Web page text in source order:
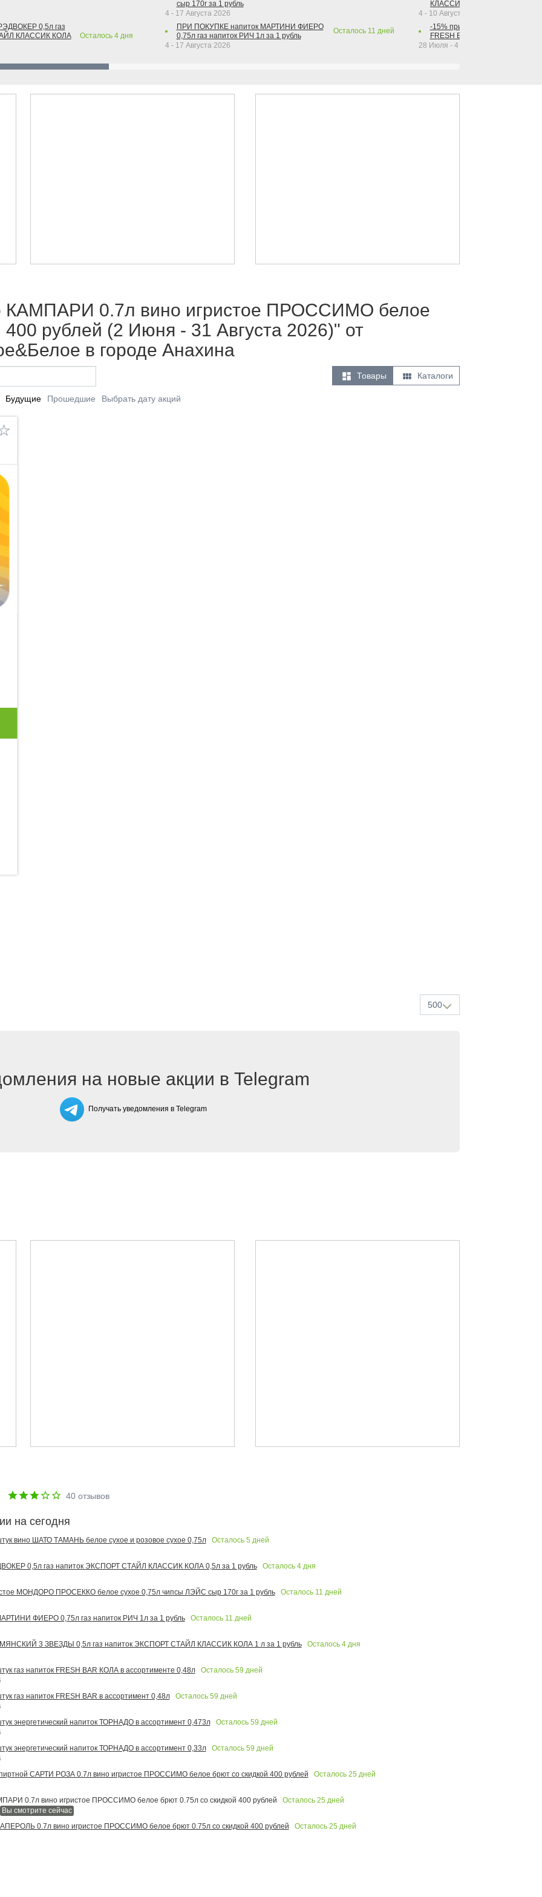
0,5л газ
КЛАССИК КОЛА
Осталось 4дня
сыр 170г за 1 рубль
4 - 17 Августа 2026
ПРИ ПОКУПКЕ напиток МАРТИНИ ФИЕРО
0,75л газ напиток РИЧ 1л за 1 рубль
Осталось 11 дней
4 - 17 Августа 2026
КЛАССИК КОЛА 1 л за 1 рубль
4 - 10 Августа 2026
-15% при покупке от 2-х штук
FRESH BAR КОЛА в
28 Июля - 4 Октября 2026
0.7л вино игристое ПРОССИМО белое
рублей (2 Июня - 31 Августа 2026)" от
в городе Анахина
 Товары  Каталоги
Будущие Прошедшие Выбрать дату акций
500
на новые акции в Telegram
Получать уведомления в Telegram
40отзывов
на сегодня
вино ШАТО ТАМАНЬ белое сухое и розовое сухое 0,75л Осталось 5 дней
0,5л газ напиток ЭКСПОРТ СТАЙЛ КЛАССИК КОЛА 0,5л за 1 рубль Осталось 4дня
МОНДОРО ПРОСЕККО белое сухое 0,75л чипсы ЛЭЙС сыр 170г за 1 рубль Осталось 11 дней
ФИЕРО 0,75л газ напиток РИЧ 1л за 1 рубль Осталось 11 дней
3 ЗВЕЗДЫ 0,5л газ напиток ЭКСПОРТ СТАЙЛ КЛАССИК КОЛА 1 л за 1 рубль Осталось 4дня
газ напиток FRESH BAR КОЛА в ассортименте 0,48л Осталось 59 дней
газ напиток FRESH BAR в ассортимент 0,48л
Осталось 59 дней
энергетический напиток ТОРНАДО в ассортимент 0,473л
Осталось 59 дней
энергетический напиток ТОРНАДО в ассортимент 0,33л
Осталось 59 дней
САРТИ РОЗА 0.7л вино игристое ПРОССИМО белое брют со скидкой 400 рублей
Осталось 25 дней
0.7л вино игристое ПРОССИМО белое брют 0.75л со скидкой 400 рублей Осталось 25 дней
Вы смотрите сейчас
0.7л вино игристое ПРОССИМО белое брют 0.75л со скидкой 400 рублей
Осталось 25 дней